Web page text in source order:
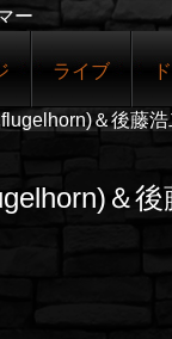
ー
ライブ
＆後藤浩
＆後